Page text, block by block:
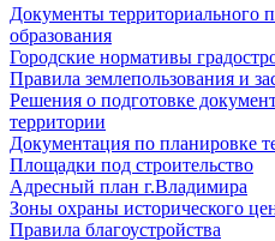
Документы территориального
образования
Городские нормативы
Правила землепользования и
Решения о подготовке
территории
Документация по планировке
Площадки под строительство
Адресный план г.Владимира
Зоны охраны исторического
Правила благоустройства